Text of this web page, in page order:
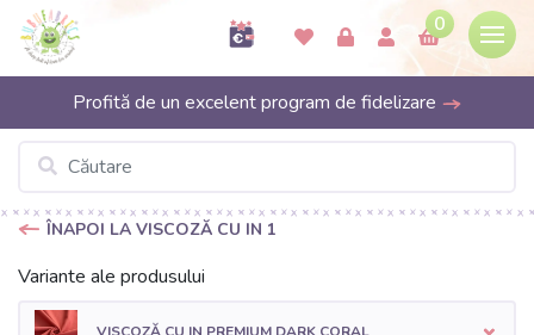
0
Profită de un excelent program de fidelizare
ÎNAPOI LA VISCOZĂ CU IN 1
Variante ale produsului